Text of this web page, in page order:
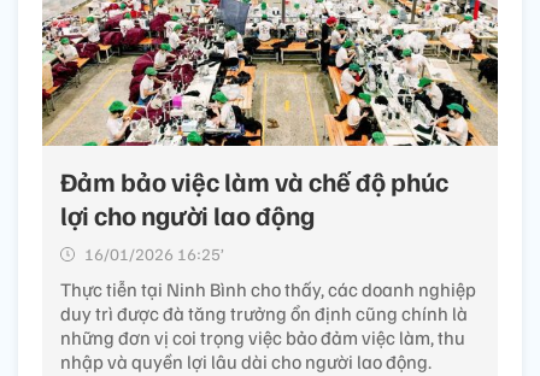
Đảm bảo việc làm và chế độ phúc
lợi cho người lao động
16/01/2026 16:25’
Thực tiễn tại Ninh Bình cho thấy, các doanh nghiệp
duy trì được đà tăng trưởng ổn định cũng chính là
những đơn vị coi trọng việc bảo đảm việc làm, thu
nhập và quyền lợi lâu dài cho người lao động.